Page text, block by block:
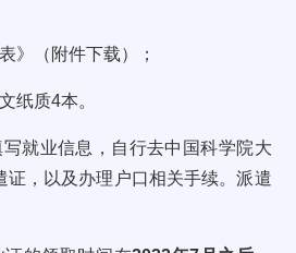
（附件下载）；
质4本。
业信息，自行去中国科学院大
证，以及办理户口相关手续。派遣